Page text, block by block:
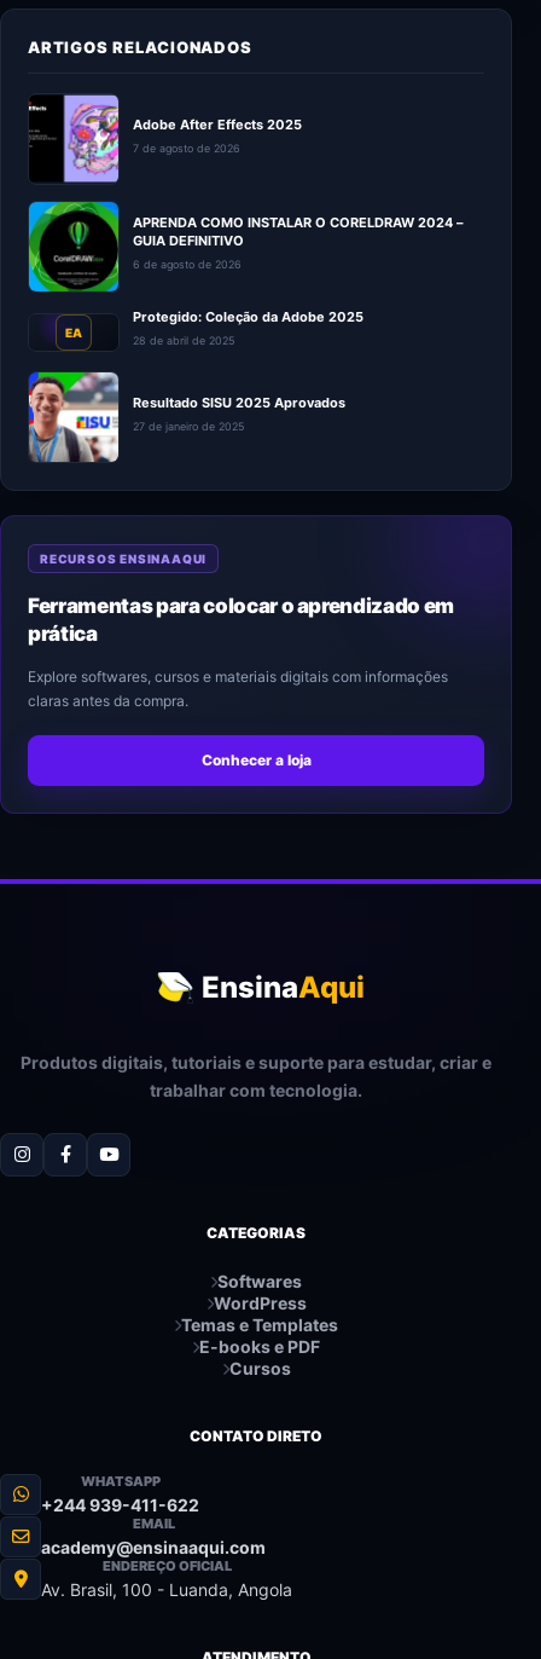
ARTIGOS RELACIONADOS
Adobe After Effects 2025
7 de agosto de 2026
APRENDA COMO INSTALAR O CORELDRAW 2024 –
GUIA DEFINITIVO
6 de agosto de 2026
EA
Protegido: Coleção da Adobe 2025
28 de abril de 2025
Resultado SISU 2025 Aprovados
27 de janeiro de 2025
RECURSOS ENSINAAQUI
Ferramentas para colocar o aprendizado em
prática
Explore softwares, cursos e materiais digitais com informações
claras antes da compra.
Conhecer a loja
EnsinaAqui
Produtos digitais, tutoriais e suporte para estudar, criar e
trabalhar com tecnologia.
CATEGORIAS
Softwares
WordPress
Temas e Templates
E-books e PDF
Cursos
CONTATO DIRETO
WHATSAPP
+244 939-411-622
EMAIL
academy@ensinaaqui.com
ENDEREÇO OFICIAL
Av. Brasil, 100 - Luanda, Angola